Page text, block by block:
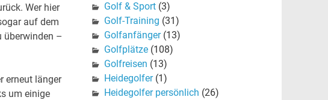
Wer hier
auf dem
überwinden –
erneut länger
um einige
Golf & Sport(3)
Golf-Training (31)
Golfanfänger(13)
Golfplätze(108)
Golfreisen (13)
Heidegolfer(1)
Heidegolfer persönlich (26)